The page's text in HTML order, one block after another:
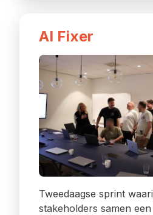
AI Fixer
Tweedaagse sprint
stakeholders samen een